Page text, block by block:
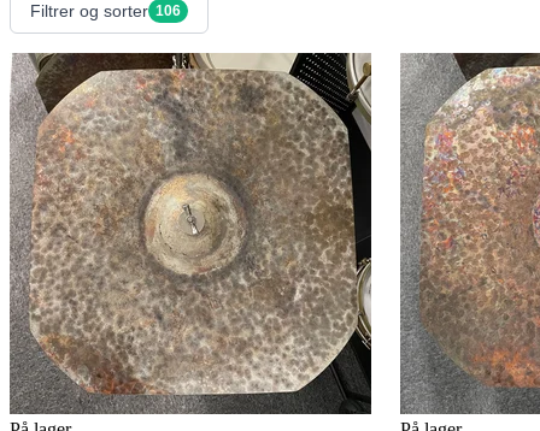
Filtrer og sorter 106